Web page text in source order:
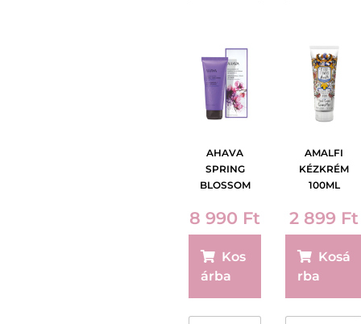
AHAVA
SPRING
BLOSSOM
HAND CREAM
100ML
8 990 Ft
Kos
árba
AMALFI
KÉZKRÉM
100ML
2 899 Ft
Kosá
rba